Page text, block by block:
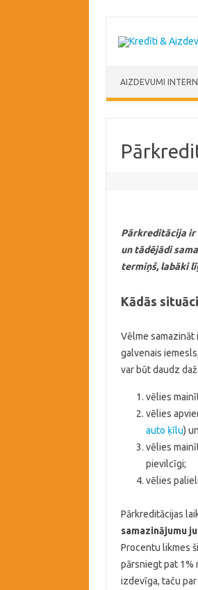
AIZDEVUMI
Pārkreditācijair
un tādējādi
termiņš, labāki
Kādās
Vēlme samazināt
galvenais
var būt daudz
vēlies
vēlies
auto ķīlu)
vēlies
pievilcīgi;
vēlies
Pārkreditācijas
samazinājumu
Procentu likmes
pārsniegt pat 1%
izdevīga, taču